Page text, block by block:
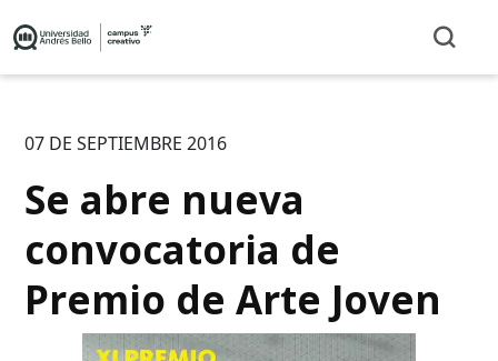
07 DE SEPTIEMBRE 2016
Se abre nueva
convocatoria de
Premio de Arte Joven